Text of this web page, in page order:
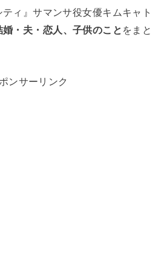
ティ』サマンサ役女優キムキャト
・夫・恋人、子供のこと をまと
ンサーリンク